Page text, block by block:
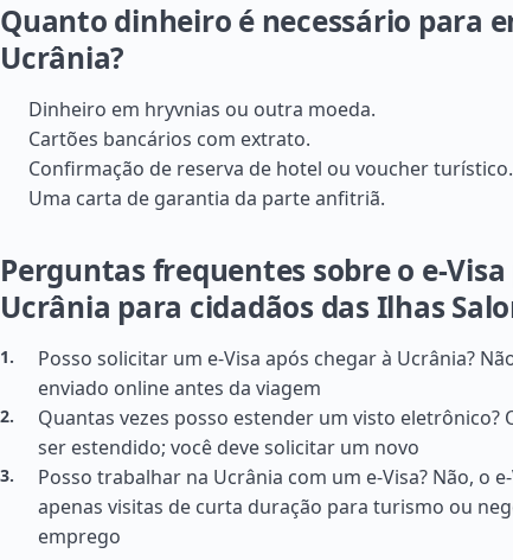
Quanto dinheiro é necessário para
Ucrânia?
Dinheiro em hryvnias ou outra moeda.
Cartões bancários com extrato.
Confirmação de reserva de hotel ou voucher turístico.
Uma carta de garantia da parte anfitriã.
Perguntas frequentes sobre o e-Visa
Ucrânia para cidadãos das Ilhas
Posso solicitar um e-Visa após chegar à Ucrânia?
enviado online antes da viagem
Quantas vezes posso estender um visto eletrônico?
ser estendido; você deve solicitar um novo
Posso trabalhar na Ucrânia com um e-Visa? Não, o
apenas visitas de curta duração para turismo ou
emprego